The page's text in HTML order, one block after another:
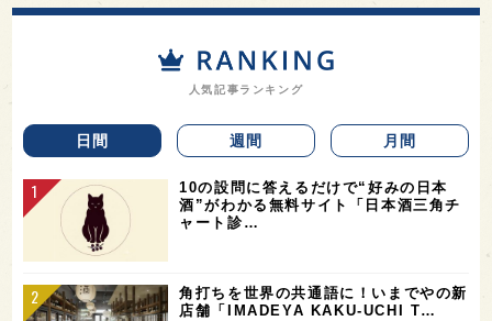
人気記事ランキング
日間 週間 月間
10の設問に答えるだけで“好みの日本
酒”がわかる無料サイト「日本酒三角チ
ャート診…
角打ちを世界の共通語に！いまでやの新
店舗「IMADEYA KAKU-UCHI T…